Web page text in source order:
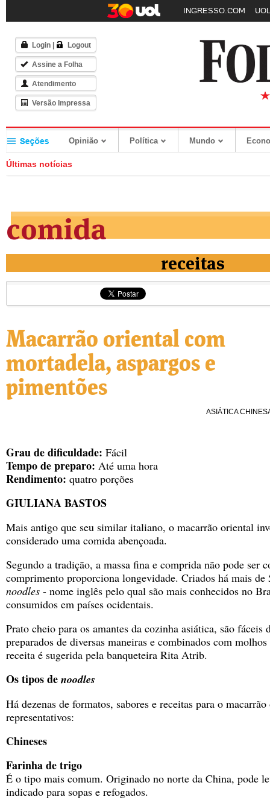
INGRESSO.COM
Login Logout
Assine a Folha
Atendimento
Versão Impressa
Opinião Política Mundo
Últimas notícias
comida
receitas
Macarrão oriental com
mortadela, aspargos e
pimentões
ASIÁTICA
Grau de dificuldade: Fácil
Tempo de preparo: Até uma hora
Rendimento: quatro porções
GIULIANA BASTOS
Mais antigo que seu similar italiano, o macarrão oriental
considerado uma comida abençoada.
Segundo a tradição, a massa fina e comprida não pode ser
comprimento proporciona longevidade. Criados há mais de
noodles - nome inglês pelo qual são mais conhecidos no
consumidos em países ocidentais.
Prato cheio para os amantes da cozinha asiática, são fáceis
preparados de diversas maneiras e combinados com
receita é sugerida pela banqueteira Rita Atrib.
Os tipos de noodles
Há dezenas de formatos, sabores e receitas para o
representativos:
Chineses
Farinha de trigo
É o tipo mais comum. Originado no norte da China, pode
indicado para sopas e refogados.